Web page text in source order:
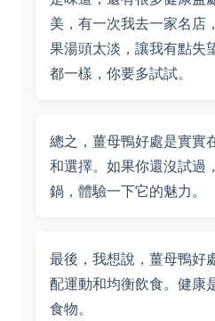
美，有一次我去一家名店
果湯頭太淡，讓我有點失
都一樣，你要多試試。
總之，薑母鴨好處是實實
和選擇。如果你還沒試過
鍋，體驗一下它的魅力。
最後，我想說，薑母鴨好
配運動和均衡飲食。健康
食物。